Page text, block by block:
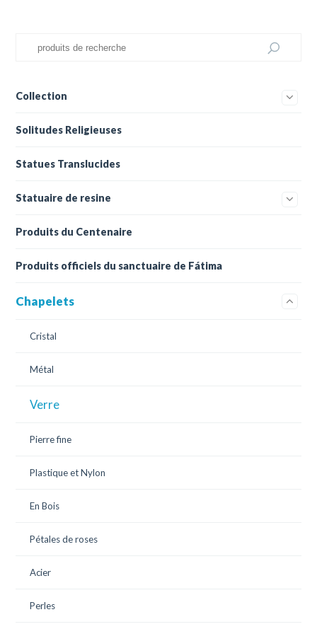
Collection
Solitudes Religieuses
Statues Translucides
Statuaire de resine
Produits du Centenaire
Produits officiels du sanctuaire de Fátima
Chapelets
Cristal
Métal
Verre
Pierre fine
Plastique et Nylon
En Bois
Pétales de roses
Acier
Perles